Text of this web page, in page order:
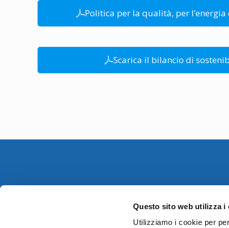
Questo sito web utilizza i
Utilizziamo i cookie per
Politica per la qualità, per l’energia
Scarica il bilancio di
Via Dell’ Arcoveggio, 74/2 – 40128 Bologna